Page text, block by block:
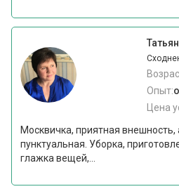
Опыт:
Цена
Москвичка, приятная внешность,
пунктуальная. Уборка,
глажка вещей,...